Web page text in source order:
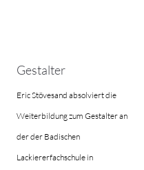
Gestalter
Eric Stövesand absolviert die
Weiterbildung zum Gestalter an
der der Badischen
Lackiererfachschule in